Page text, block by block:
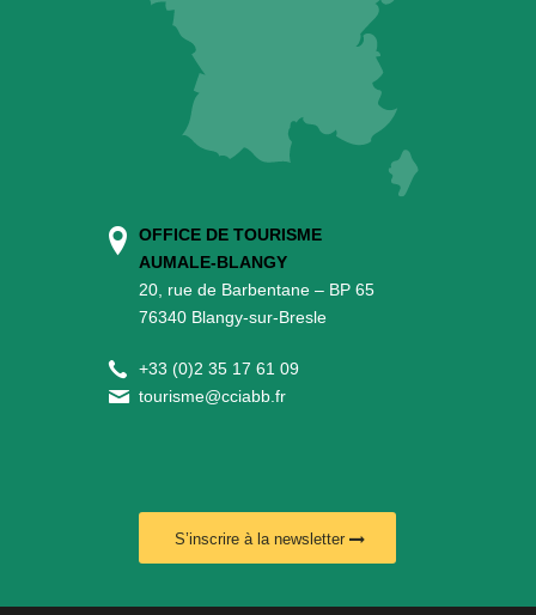
OFFICE DE TOURISME
AUMALE-BLANGY
20, rue de Barbentane – BP 65
76340 Blangy-sur-Bresle
+33 (0)2 35 17 61 09
tourisme@cciabb.fr
S’inscrire à la newsletter